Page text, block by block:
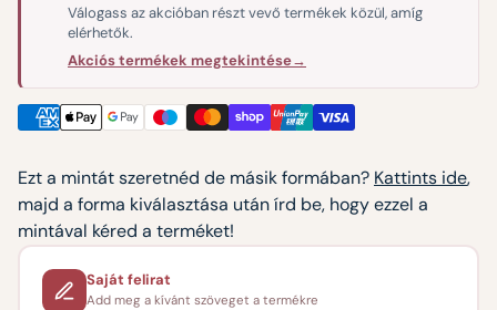
Válogass az akcióban részt vevő termékek közül, amíg
elérhetők.
Akciós termékek megtekintése→
Ezt a mintát szeretnéd de másik formában? Kattints ide,
majd a forma kiválasztása után írd be, hogy ezzel a
mintával kéred a terméket!
Saját felirat
Add meg a kívánt szöveget a termékre